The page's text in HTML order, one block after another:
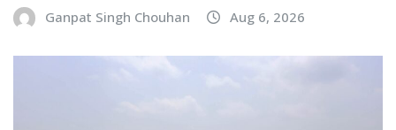
Ganpat Singh Chouhan Aug 6, 2026